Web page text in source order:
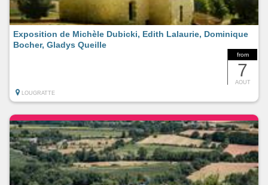
from
7
AOUT
Exposition de Michèle Dubicki, Edith Lalaurie, Dominique
Bocher, Gladys Queille
LOUGRATTE